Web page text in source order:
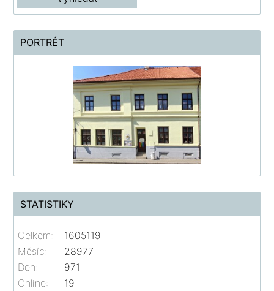
PORTRÉT
STATISTIKY
Online: 19
Celkem:
1605119
Měsíc:
28977
Den:
971